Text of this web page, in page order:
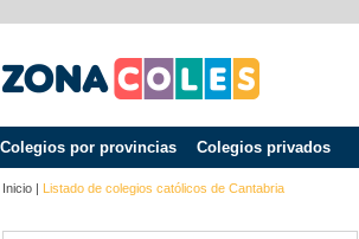
Colegios por provincias Colegios privados
Inicio | Listado de colegios católicos de Cantabria